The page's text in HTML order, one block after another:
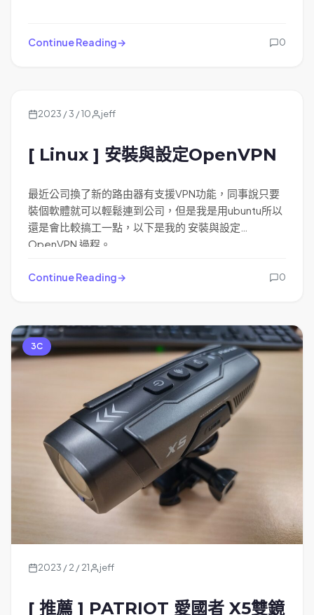
Continue Reading 0
2023 / 3 / 10 jeff
[ Linux ] 安裝與設定OpenVPN
最近公司換了新的路由器有支援VPN功能，同事說只要
裝個軟體就可以輕鬆連到公司，但是我是用ubuntu所以
還是會比較搞工一點，以下是我的 安裝與設定
OpenVPN 過程。
Continue Reading 0
3C
2023 / 2 / 21 jeff
[ 推薦 ] PATRIOT 愛國者 X5雙鏡